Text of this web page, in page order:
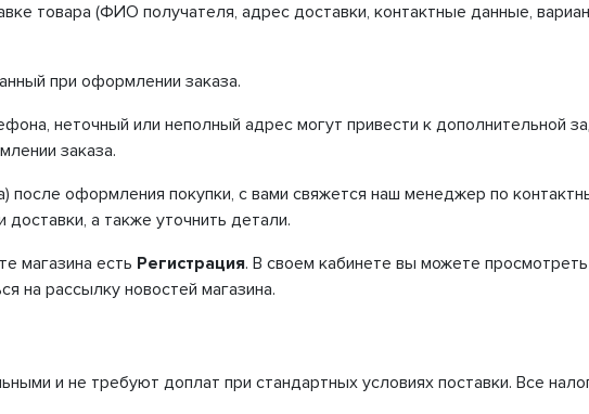
товара (ФИО получателя, адрес доставки, контактные данные,
при оформлении заказа.
неточный или неполный адрес могут привести к дополнительной
заказа.
после оформления покупки, с вами свяжется наш менеджер по
а также уточнить детали.
магазина есть Регистрация. В своем кабинете вы можете
на рассылку новостей магазина.
и не требуют доплат при стандартных условиях поставки. Все